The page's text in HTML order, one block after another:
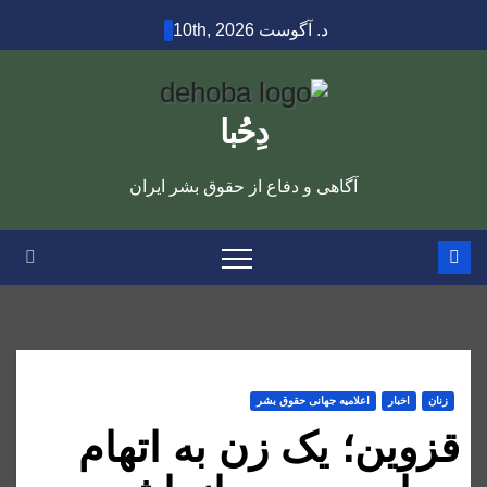
to
د. آگوست 10th, 2026
دِحُبا
آگاهی و دفاع از حقوق بشر ایران
زنان اخبار اعلاميه جهانی حقوق بشر
قزوین؛ یک زن به اتهام